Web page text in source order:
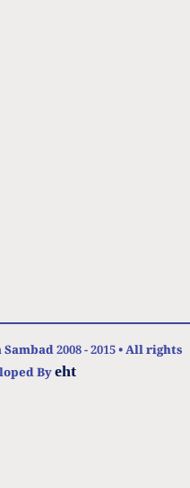
2008 - 2015 • All rights
Byeht